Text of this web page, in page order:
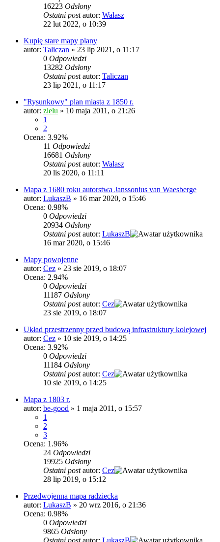
16223 Odsłony
Ostatni postautor: Wałasz
22 lut 2022, o 10:39
Kupię stare mapy plany
autor: Taliczan » 23 lip 2021, o 11:17
0 Odpowiedzi
13282 Odsłony
Ostatni postautor: Taliczan
23 lip 2021, o 11:17
"Rysunkowy" plan miasta z 1850 r.
autor: zielu » 10 maja 2011, o 21:26
1
2
Ocena: 3.92%
11 Odpowiedzi
16681 Odsłony
Ostatni postautor: Wałasz
20 lis 2020, o 11:11
Mapa z 1680 roku autorstwa Janssonius van Waesberge
autor: LukaszB » 16 mar 2020, o 15:46
Ocena: 0.98%
0 Odpowiedzi
20934 Odsłony
Ostatni postautor: LukaszB
16 mar 2020, o 15:46
Mapy powojenne
autor: Cez » 23 sie 2019, o 18:07
Ocena: 2.94%
0 Odpowiedzi
11187 Odsłony
Ostatni postautor: Cez
23 sie 2019, o 18:07
Układ przestrzenny przed budową infrastruktury kolejowej
autor: Cez » 10 sie 2019, o 14:25
Ocena: 3.92%
0 Odpowiedzi
11184 Odsłony
Ostatni postautor: Cez
10 sie 2019, o 14:25
Mapa z 1803 r.
autor: be-good » 1 maja 2011, o 15:57
1
2
3
Ocena: 1.96%
24 Odpowiedzi
19925 Odsłony
Ostatni postautor: Cez
28 lip 2019, o 15:12
Przedwojenna mapa radziecka
autor: LukaszB » 20 wrz 2016, o 21:36
Ocena: 0.98%
0 Odpowiedzi
9865 Odsłony